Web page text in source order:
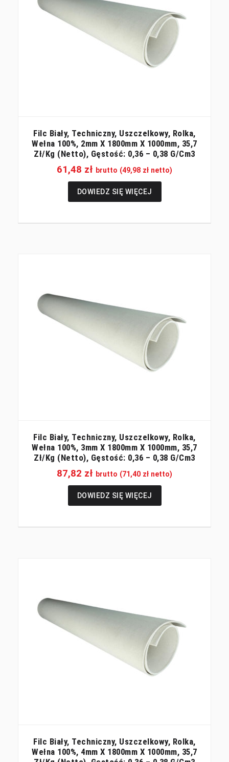
Filc Biały, Techniczny, Uszczelkowy, Rolka,
Wełna 100%, 2mm X 1800mm X 1000mm, 35,7
Zł/kg (netto), Gęstość: 0,36 – 0,38 G/cm3
61,48 zł brutto (49,98 zł netto)
DOWIEDZ SIĘ WIĘCEJ
Filc Biały, Techniczny, Uszczelkowy, Rolka,
Wełna 100%, 3mm X 1800mm X 1000mm, 35,7
Zł/kg (netto), Gęstość: 0,36 – 0,38 G/cm3
87,82 zł brutto (71,40 zł netto)
DOWIEDZ SIĘ WIĘCEJ
Filc Biały, Techniczny, Uszczelkowy, Rolka,
Wełna 100%, 4mm X 1800mm X 1000mm, 35,7